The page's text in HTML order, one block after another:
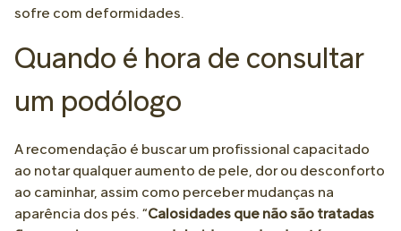
sofre com deformidades.
Quando é hora de consultar
um podólogo
A recomendação é buscar um profissional capacitado
ao notar qualquer aumento de pele, dor ou desconforto
ao caminhar, assim como perceber mudanças na
aparência dos pés. “Calosidades que não são tratadas